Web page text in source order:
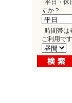
平日・休
すか？
時間帯は
ご利用で